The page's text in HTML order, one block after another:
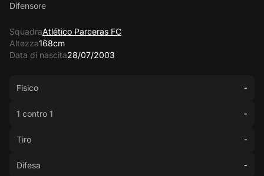
Difensore
SquadraAtlético Parceras FC
Altezza168cm
Data di nascita28/07/2003
Fisico -
1 contro 1 -
Tiro -
Difesa -